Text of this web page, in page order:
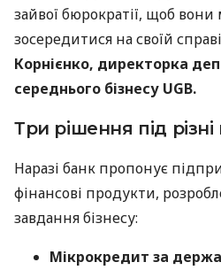
зайвої бюрократії, щоб
зосередитися на своїй
Корнієнко, директорка
середнього бізнесу UGB.
Три рішення під
Наразі банк пропонує
фінансові продукти,
завдання бізнесу:
Мікрокредит за